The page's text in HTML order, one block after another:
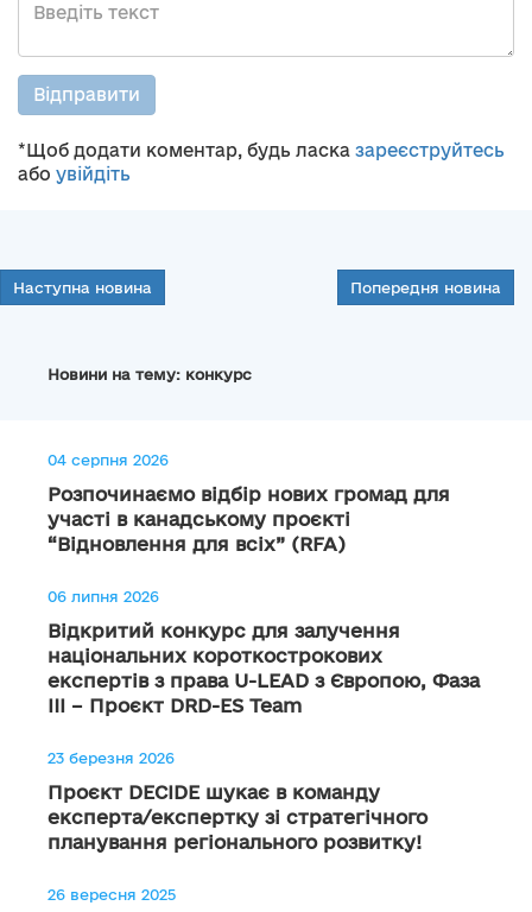
Відправити
*Щоб додати коментар, будь ласка зареєструйтесь
або увійдіть
Наступна новина Попередня новина
Новини на тему: конкурс
04 серпня 2026
Розпочинаємо відбір нових громад для
участі в канадському проєкті
“Відновлення для всіх” (RFA)
06 липня 2026
Відкритий конкурс для залучення
національних короткострокових
експертів з права U-LEAD з Європою, Фаза
III – Проєкт DRD-ES Team
23 березня 2026
Проєкт DECIDE шукає в команду
експерта/експертку зі стратегічного
планування регіонального розвитку!
26 вересня 2025